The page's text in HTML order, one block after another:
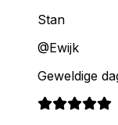
Stan
@Ewijk
Geweldige